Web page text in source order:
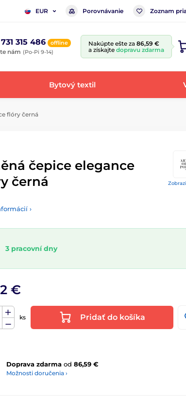
EUR Porovnávanie Zoznam
315 486 offline
nám (Po-Pi 9-14)
Nakúpte ešte za 86,59 €
a získajte dopravu zdarma
Bytový textil
flóry černá
čepice elegance
černá
›
3 pracovní dny
€
ks Pridať do košíka
Doprava zdarma od 86,59 €
Možnosti doručenia ›